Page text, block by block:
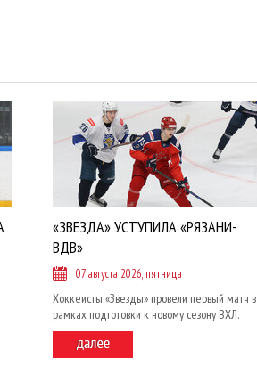
«ЗВЕЗДА» УСТУПИЛА «РЯЗАНИ-
ВДВ»
07 августа 2026, пятница
Хоккеисты «Звезды» провели первый матч в
рамках подготовки к новому сезону ВХЛ.